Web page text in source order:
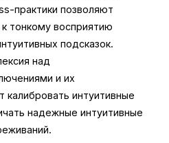
практики позволяют
тонкому восприятию
подсказок.
над
и их
калибровать интуитивные
надежные интуитивные